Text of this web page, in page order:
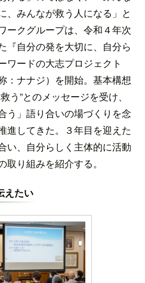
、みんなが救う人になる」と
ークグループは、令和４年次
『自分の発を大切に、自分ら
ワードの大志プロジェクト
：ナナジ）を開始。基本構想
う”とのメッセージを受け、
う」語り合いの場づくりを念
進してきた。３年目を迎えた
い、自分らしく主体的に活動
り組みを紹介する。
えたい